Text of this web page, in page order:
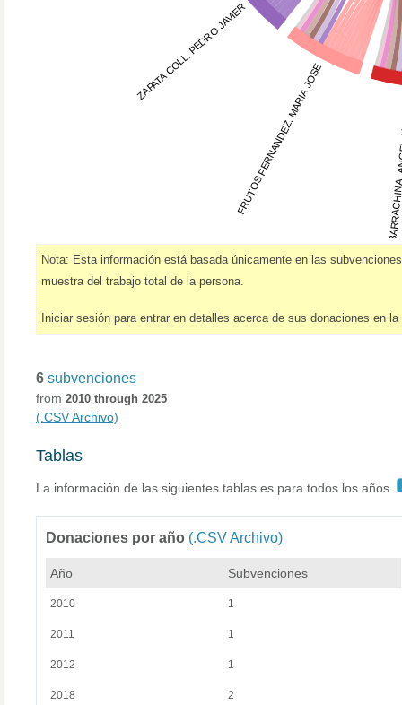
CARBONELL
FRUTOS FERNANDEZ, MARIA JOSE
ZAPATA COLL, PEDRO JAVIER
Nota: Esta información está basada únicamente en las
muestra del trabajo total de la persona.
Iniciar sesión para entrar en detalles acerca de sus donaciones en
6 subvenciones
from 2010 through 2025
(.CSV Archivo)
Tablas
La información de las siguientes tablas es para todos los años.
Donaciones por año (.CSV Archivo)
Año Subvenciones
2010 1
2011 1
2012 1
2018 2